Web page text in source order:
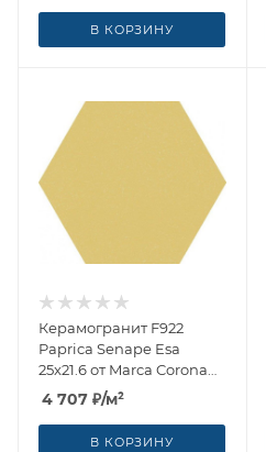
В КОРЗИНУ
Керамогранит F922
Paprica Senape Esa
25x21.6 от Marca Corona
(Италия)
4 707 ₽/м²
В КОРЗИНУ